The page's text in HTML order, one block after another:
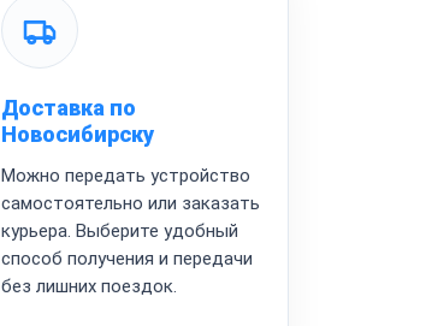
Доставка по
Новосибирску
Можно передать устройство
самостоятельно или заказать
курьера. Выберите удобный
способ получения и передачи
без лишних поездок.